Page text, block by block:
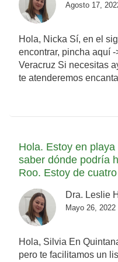
Agosto 17,
Hola, Nicka Sí, en el
encontrar, pincha aquí
Veracruz Si necesitas
te atenderemos
Hola. Estoy en
saber dónde podría
Roo. Estoy de
Dra. Leslie
Mayo 26, 2022
Hola, Silvia En
pero te facilitamos un